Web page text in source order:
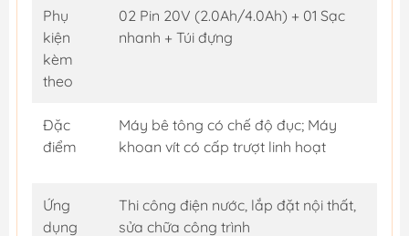
Phụ
kiện
kèm
theo
02 Pin 20V (2.0Ah/4.0Ah) + 01 Sạc
nhanh + Túi đựng
Đặc
điểm
Máy bê tông có chế độ đục; Máy
khoan vít có cấp trượt linh hoạt
Ứng
dụng
Thi công điện nước, lắp đặt nội thất,
sửa chữa công trình